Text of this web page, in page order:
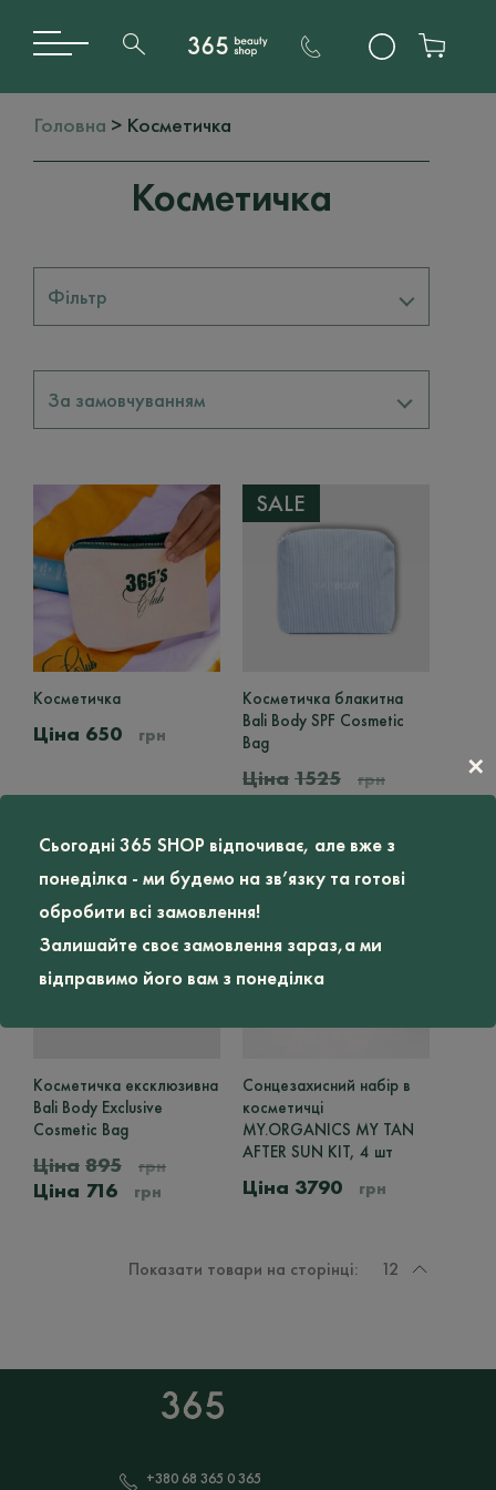
Сьогодні 365 SHOP відпочиває, але вже з
понеділка - ми будемо на зв’язку та готові
обробити всі замовлення!
Залишайте своє замовлення зараз,а ми
відправимо його вам з понеділка
✕
Головна > Косметичка
Косметичка
Фільтр
BALI BODY 2
MY.ORGANICS 1
Ціна
За замовчуванням
Косметичка
650 грн
SALE
Косметичка блакитна
Bali Body SPF Cosmetic
Bag
1525 грн
Оригінальна
1525
грн.
1220
SALE
Косметичка ексклюзивна
Bali Body Exclusive
Cosmetic Bag
895 грн
Оригінальна
716 грн
Поточна
грн.
Сонцезахисний набір в
косметичці
MY.ORGANICS MY TAN
AFTER SUN KIT, 4 шт
3790 грн
Показати товари на сторінці: 12
+380 68 365 0 365